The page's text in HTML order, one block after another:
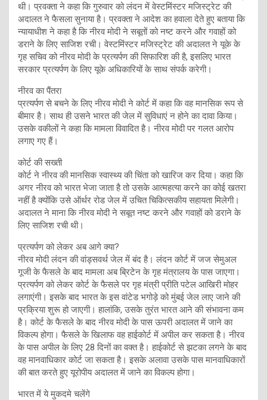
थी। प्रवक्ता ने कहा कि गुरुवार को लंदन में वेस्टमिंस्टर मजिस्ट्रेट की
अदालत ने फैसला सुनाया है। प्रवक्ता ने आदेश का हवाला देते हुए बताया कि
न्यायाधीश ने कहा है कि नीरव मोदी ने सबूतों को नष्ट करने और गवाहों को
डराने के लिए साजिश रची। वेस्टमिंस्टर मजिस्ट्रेट की अदालत ने यूके के
गृह सचिव को नीरव मोदी के प्रत्यर्पण की सिफारिश की है, इसलिए भारत
सरकार प्रत्यर्पण के लिए यूके अधिकारियों के साथ संपर्क करेगी।
नीरव का पैंतरा
प्रत्यर्पण से बचने के लिए नीरव मोदी ने कोर्ट में कहा कि वह मानसिक रूप से
बीमार है। साथ ही उसने भारत की जेल में सुविधाएं न होने का दावा किया।
उसके वकीलों ने कहा कि मामला विवादित है। नीरव मोदी पर गलत आरोप
लगाए गए हैं।
कोर्ट की सख्ती
कोर्ट ने नीरव की मानसिक स्वास्थ्य की चिंता को खारिज कर दिया। कहा कि
अगर नीरव को भारत भेजा जाता है तो उसके आत्महत्या करने का कोई खतरा
नहीं है क्योंकि उसे ऑर्थर रोड जेल में उचित चिकित्सकीय सहायता मिलेगी।
अदालत ने माना कि नीरव मोदी ने सबूत नष्ट करने और गवाहों को डराने के
लिए साजिश रची थी।
प्रत्यर्पण को लेकर अब आगे क्या?
नीरव मोदी लंदन की वांड्सवर्थ जेल में बंद है। लंदन कोर्ट में जज सेमुअल
गूजी के फैसले के बाद मामला अब ब्रिटेन के गृह मंत्रालय के पास जाएगा।
प्रत्यर्पण को लेकर कोर्ट के फैसले पर गृह मंत्री प्रीति पटेल आखिरी मोहर
लगाएंगी। इसके बाद भारत के इस वांटेड भगोड़े को मुंबई जेल लाए जाने की
प्रक्रिया शुरू हो जाएगी। हालांकि, उसके तुरंत भारत आने की संभावना कम
है। कोर्ट के फैसले के बाद नीरव मोदी के पास ऊपरी अदालत में जाने का
विकल्प होगा। फैसले के खिलाफ वह हाईकोर्ट में अपील कर सकता है। नीरव
के पास अपील के लिए 28 दिनों का वक्त है। हाईकोर्ट से झटका लगने के बाद
वह मानवाधिकार कोर्ट जा सकता है। इसके अलावा उसके पास मानवाधिकारों
की बात करते हुए यूरोपीय अदालत में जाने का विकल्प होगा।
भारत में ये मुकदमे चलेंगे